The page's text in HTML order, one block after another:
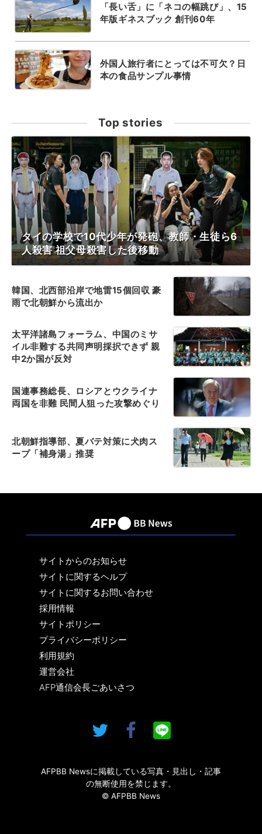
「長い舌」に「ネコの幅跳び」、15
年版ギネスブック 創刊60年
外国人旅行者にとっては不可欠？日
本の食品サンプル事情
Top stories
タイの学校で10代少年が発砲、教師・生徒ら6
人殺害 祖父母殺害した後移動
韓国、北西部沿岸で地雷15個回収 豪
雨で北朝鮮から流出か
太平洋諸島フォーラム、中国のミサ
イル非難する共同声明採択できず 親
中2か国が反対
国連事務総長、ロシアとウクライナ
両国を非難 民間人狙った攻撃めぐり
北朝鮮指導部、夏バテ対策に犬肉ス
ープ「補身湯」推奨
サイトからのお知らせ
サイトに関するヘルプ
サイトに関するお問い合わせ
採用情報
サイトポリシー
プライバシーポリシー
利用規約
運営会社
AFP通信会長ごあいさつ
AFPBB Newsに掲載している写真・見出し・記事
の無断使用を禁じます。
© AFPBB News